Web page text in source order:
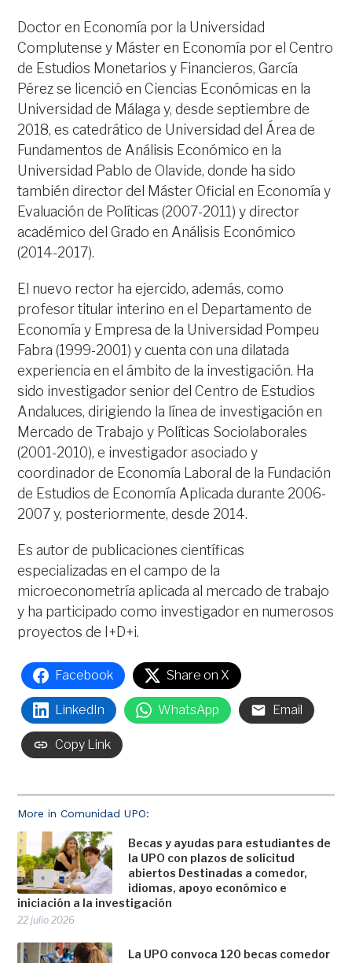
More in Comunidad UPO:
Becas y ayudas para estudiantes de
la UPO con plazos de solicitud
abiertos Destinadas a comedor,
idiomas, apoyo económico e
iniciación a la investigación
22 julio 2026
La UPO convoca 120 becas comedor
Doctor en Economía por la Universidad
Complutense y Máster en Economía por el Centro
de Estudios Monetarios y Financieros, García
Pérez se licenció en Ciencias Económicas en la
Universidad de Málaga y, desde septiembre de
2018, es catedrático de Universidad del Área de
Fundamentos de Análisis Económico en la
Universidad Pablo de Olavide, donde ha sido
también director del Máster Oficial en Economía y
Evaluación de Políticas (2007-2011) y director
académico del Grado en Análisis Económico
(2014-2017).
El nuevo rector ha ejercido, además, como
profesor titular interino en el Departamento de
Economía y Empresa de la Universidad Pompeu
Fabra (1999-2001) y cuenta con una dilatada
experiencia en el ámbito de la investigación. Ha
sido investigador senior del Centro de Estudios
Andaluces, dirigiendo la línea de investigación en
Mercado de Trabajo y Políticas Sociolaborales
(2001-2010), e investigador asociado y
coordinador de Economía Laboral de la Fundación
de Estudios de Economía Aplicada durante 2006-
2007 y, posteriormente, desde 2014.
Es autor de publicaciones científicas
especializadas en el campo de la
microeconometría aplicada al mercado de trabajo
y ha participado como investigador en numerosos
proyectos de I+D+i.
Facebook Share on X
LinkedIn WhatsApp Email
Copy Link